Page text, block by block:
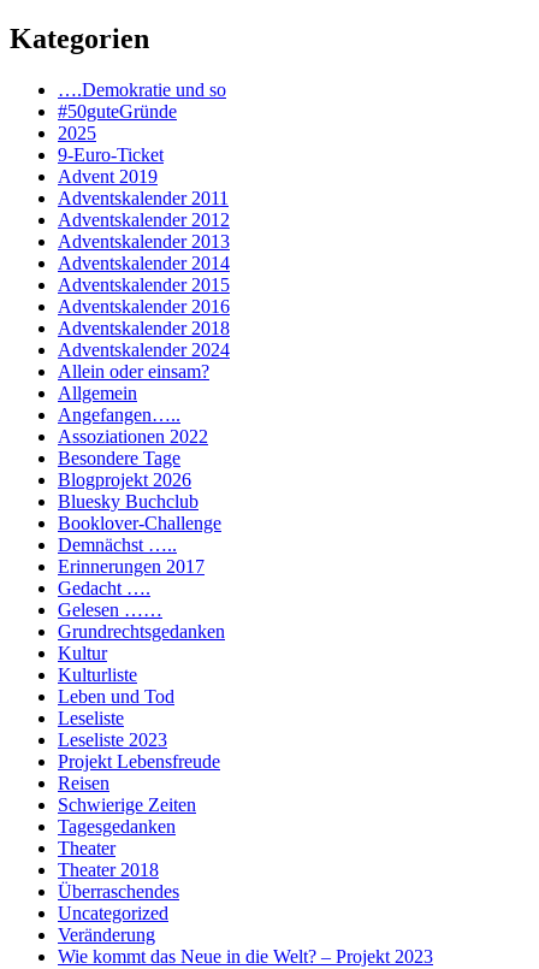
Kategorien
….Demokratie und so
#50guteGründe
2025
9-Euro-Ticket
Advent 2019
Adventskalender 2011
Adventskalender 2012
Adventskalender 2013
Adventskalender 2014
Adventskalender 2015
Adventskalender 2016
Adventskalender 2018
Adventskalender 2024
Allein oder einsam?
Allgemein
Angefangen…..
Assoziationen 2022
Besondere Tage
Blogprojekt 2026
Bluesky Buchclub
Booklover-Challenge
Demnächst …..
Erinnerungen 2017
Gedacht ….
Gelesen ……
Grundrechtsgedanken
Kultur
Kulturliste
Leben und Tod
Leseliste
Leseliste 2023
Projekt Lebensfreude
Reisen
Schwierige Zeiten
Tagesgedanken
Theater
Theater 2018
Überraschendes
Uncategorized
Veränderung
Wie kommt das Neue in die Welt? – Projekt 2023